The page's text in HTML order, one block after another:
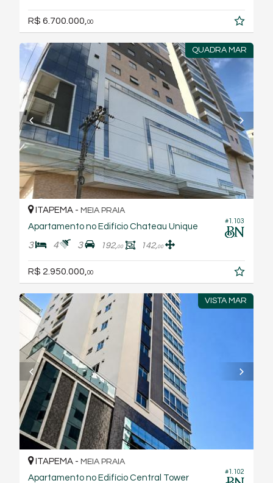
R$ 6.700.000, 00
QUADRA MAR
#1.103
ITAPEMA - MEIA PRAIA
Apartamento no Edifício Chateau Unique
3 4 3 192,00 142,00
R$ 2.950.000,00
VISTA MAR
#1.102
ITAPEMA - MEIA PRAIA
Apartamento no Edifício Central Tower